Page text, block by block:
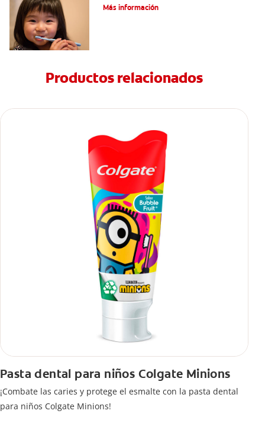
Más información
Productos relacionados
Pasta dental para niños Colgate Minions
¡Combate las caries y protege el esmalte con la pasta dental
para niños Colgate Minions!